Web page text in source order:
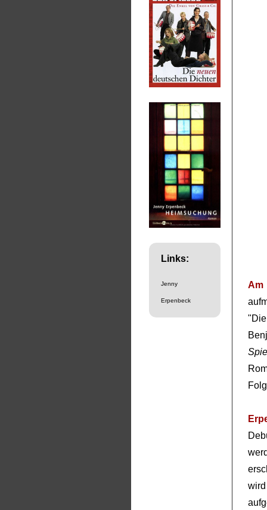
Links:
Jenny
Erpenbeck
Am